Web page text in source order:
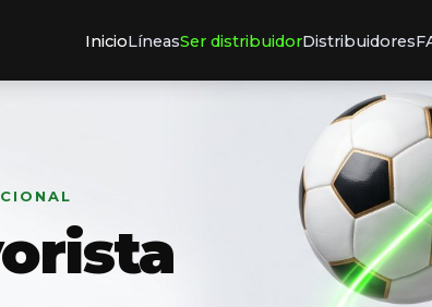
InicioLíneasSer distribuidorDistribuidores